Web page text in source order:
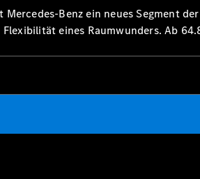
Benz ein neues Segment
eines Raumwunders. Ab